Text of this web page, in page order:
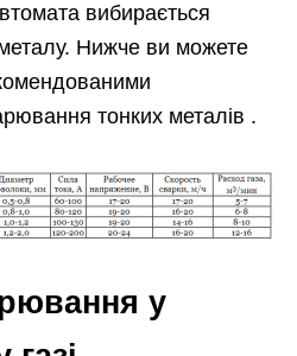
вибирається
Нижче ви можете
тонких металів .
у